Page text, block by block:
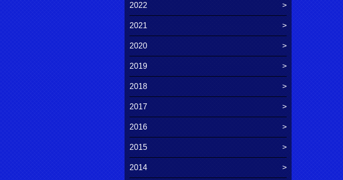
2022
2021
2020
2019
2018
2017
2016
2015
2014